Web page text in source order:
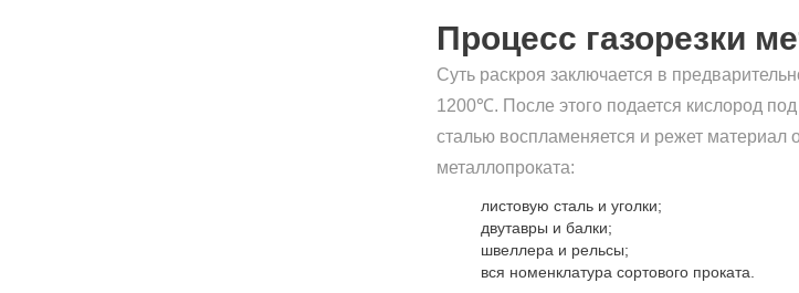
Процесс газорезки
Суть раскроя заключается в
1200℃. После этого подается кислород
сталью воспламеняется и режет материал
металлопроката:
листовую сталь и уголки;
двутавры и балки;
швеллера и рельсы;
вся номенклатура сортового проката.